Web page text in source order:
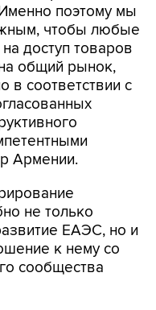
поэтому мы
чтобы любые
доступ товаров
общий рынок,
в соответствии с
Армении.
не только
ЕАЭС, но и
к нему со
сообщества